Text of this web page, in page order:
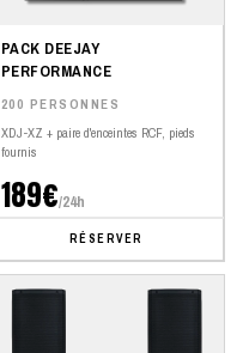
PACK DEEJAY
PERFORMANCE
200 PERSONNES
XDJ-XZ + paire d'enceintes RCF, pieds
fournis
189€/24h
RÉSERVER